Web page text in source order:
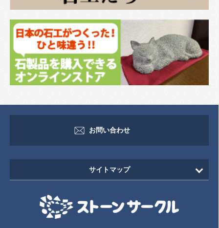
お問い合わせ
サイトマップ
HOME
新着情報